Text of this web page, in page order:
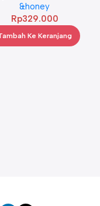
3.0 100ml
&honey
Rp329.000
Ke Keranjang